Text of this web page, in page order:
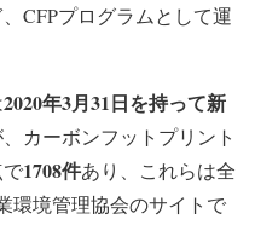
CFPプログラムとして運
2020年3月31日を持って新
、カーボンフットプリント
1708件あり、これらは全
環境管理協会のサイトで